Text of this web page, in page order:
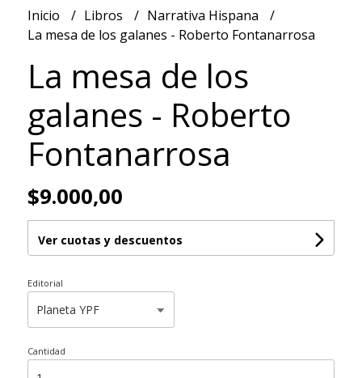
Inicio Libros
Narrativa Hispana
La mesa de los galanes - Roberto Fontanarrosa
La mesa de los
galanes - Roberto
Fontanarrosa
$9.000,00
Ver cuotas y descuentos
Editorial
Cantidad